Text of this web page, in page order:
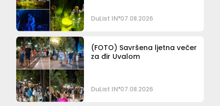
DuList IN 07.08.2026
(FOTO) Savršena ljetna večer
za đir Uvalom
DuList IN 07.08.2026